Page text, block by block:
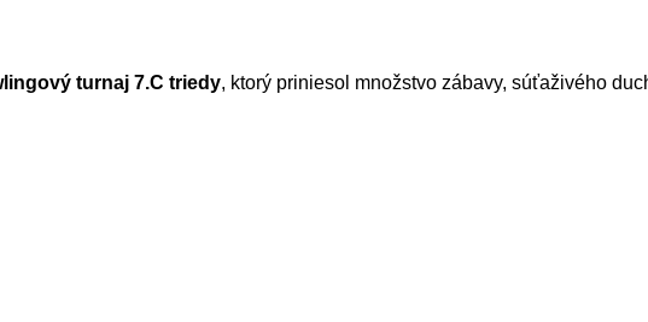
turnaj 7.C triedy, ktorý priniesol množstvo zábavy, súťaživého